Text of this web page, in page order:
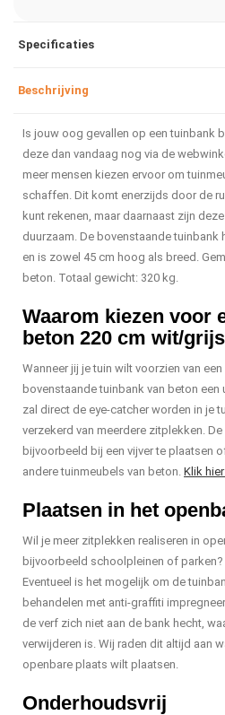
Specificaties
Beschrijving
Is jouw oog gevallen op een tuinbank
deze dan vandaag nog via de
meer mensen kiezen ervoor om
schaffen. Dit komt enerzijds door de
kunt rekenen, maar daarnaast zijn
duurzaam. De bovenstaande tuinbank
en is zowel 45 cm hoog als breed.
beton. Totaal gewicht: 320 kg.
Waarom kiezen voor
beton 220 cm wit/
Wanneer jij je tuin wilt voorzien van
bovenstaande tuinbank van beton
zal direct de eye-catcher worden in je
verzekerd van meerdere zitplekken.
bijvoorbeeld bij een vijver te plaatsen
andere tuinmeubels van beton. Klik
Plaatsen in het
Wil je meer zitplekken realiseren in
bijvoorbeeld schoolpleinen of
Eventueel is het mogelijk om de
behandelen met anti-graffiti
de verf zich niet aan de bank hecht,
verwijderen is. Wij raden dit altijd aan
openbare plaats wilt plaatsen.
Onderhoudsvrij